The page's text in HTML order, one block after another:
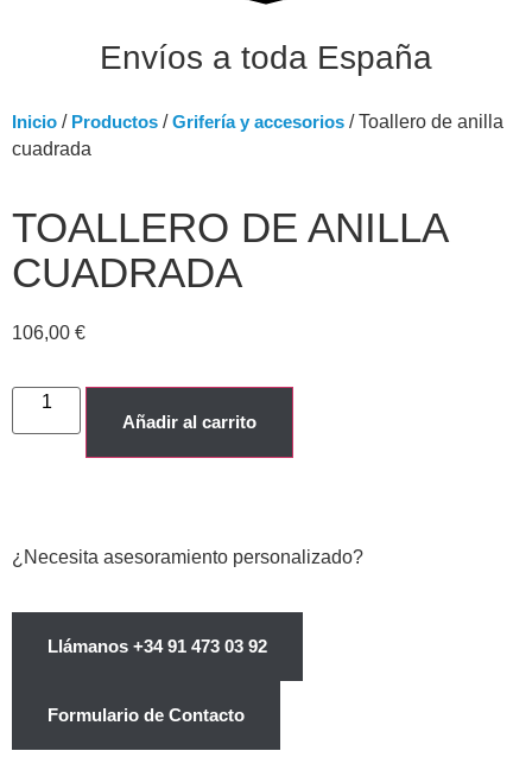
Envíos a toda España
Inicio / Productos /Grifería y accesorios / Toallero de anilla
cuadrada
TOALLERO DE ANILLA
CUADRADA
106,00 €
Añadir al carrito
¿Necesita asesoramiento personalizado?
Llámanos +34 91 473 03 92
Formulario de Contacto